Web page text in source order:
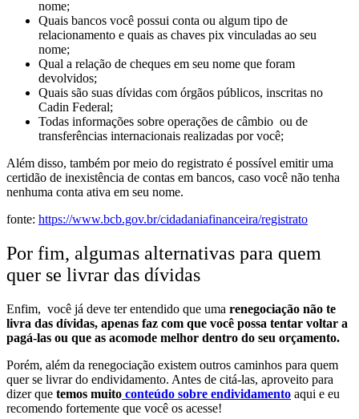
nome;
Quais bancos você possui conta ou algum tipo de
relacionamento e quais as chaves pix vinculadas ao seu
nome;
Qual a relação de cheques em seu nome que foram
devolvidos;
Quais são suas dívidas com órgãos públicos, inscritas no
Cadin Federal;
Todas informações sobre operações de câmbio ou de
transferências internacionais realizadas por você;
Além disso, também por meio do registrato é possível emitir uma
certidão de inexistência de contas em bancos, caso você não tenha
nenhuma conta ativa em seu nome.
fonte: https://www.bcb.gov.br/cidadaniafinanceira/registrato
Por fim, algumas alternativas para quem
quer se livrar das dívidas
Enfim, você já deve ter entendido que uma renegociação não te
livra das dívidas, apenas faz com que você possa tentar voltar a
pagá-las ou que as acomode melhor dentro do seu orçamento.
Porém, além da renegociação existem outros caminhos para quem
quer se livrar do endividamento. Antes de citá-las, aproveito para
dizer que temos muito conteúdo sobre endividamento aqui e eu
recomendo fortemente que você os acesse!